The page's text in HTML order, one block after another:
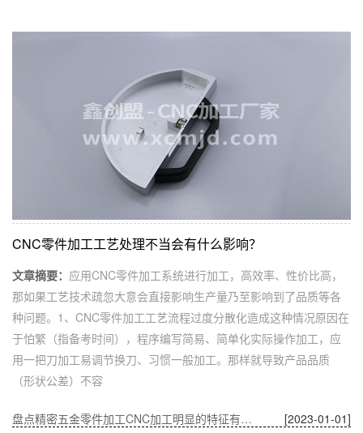
CNC零件加工工艺处理不当会有什么影响？
文章摘要： 应用CNC零件加工系统进行加工，高效率、性价比高，
那如果工艺技术疏忽大意会直接影响生产量乃至影响到了品质等各
种问题。1、CNC零件加工工艺流程过度分散化造成这种情况原因在
于怕繁（指备考时间），程序编写简易、简单化实际操作加工，应
用一把刀加工易调节换刀、习惯一般加工。那样就导致产品品质
（形状公差）不容
[2023-01-01]
盘点精密五金零件加工CNC加工明显的特征有哪些